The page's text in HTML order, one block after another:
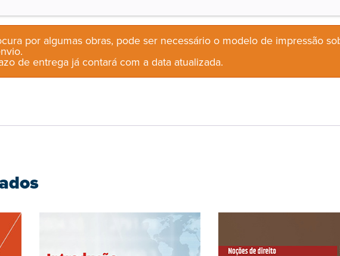
por algumas obras, pode ser necessário o modelo de impressão
de entrega já contará com a data atualizada.